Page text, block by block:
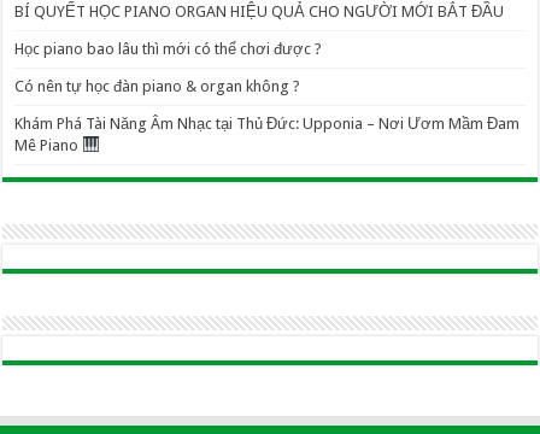
BÍ QUYẾT HỌC PIANO ORGAN HIỆU QUẢ CHO NGƯỜI MỚI BẮT ĐẦU
Học piano bao lâu thì mới có thể chơi được ?
Có nên tự học đàn piano & organ không ?
Khám Phá Tài Năng Âm Nhạc tại Thủ Đức: Upponia – Nơi Ươm Mầm Đam
Mê Piano